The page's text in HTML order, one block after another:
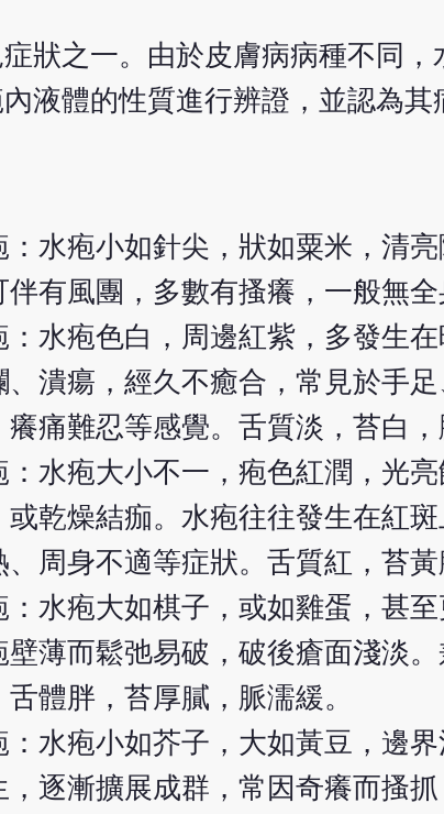
狀之一。由於皮膚病病種不同
液體的性質進行辨證，並認為其
：水疱小如針尖，狀如粟米，清
有風團，多數有搔癢，一般無
水疱色白，周邊紅紫，多發生
、潰瘍，經久不癒合，常見於手
痛難忍等感覺。舌質淡，苔白，
：水疱大小不一，疱色紅潤，光
或乾燥結痂。水疱往往發生在紅
周身不適等症狀。舌質紅，苔黃
水疱大如棋子，或如雞蛋，甚
薄而鬆弛易破，破後瘡面淺淡
體胖，苔厚膩，脈濡緩。
：水疱小如芥子，大如黃豆，邊
逐漸擴展成群，常因奇癢而搔